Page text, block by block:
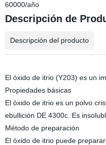
60000/año
Descripción de
Descripción del producto
El óxido de itrio (Y203) es un
Propiedades básicas
El óxido de itrio es un polvo
ebullición DE 4300c. Es
Método de preparación
El óxido de itrio puede